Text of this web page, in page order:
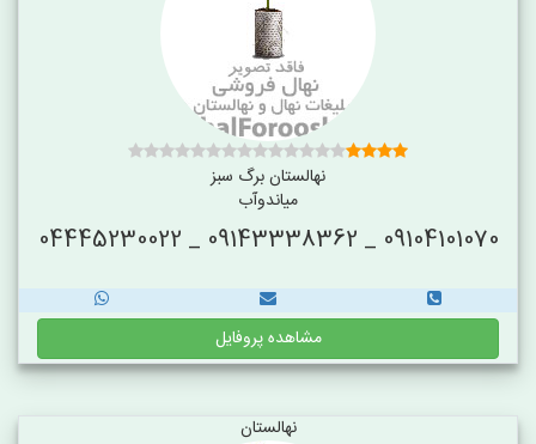
نهالستان برگ سبز
میاندوآب
09104101070 _ 09143338362 _ 04445230022
مشاهده پروفایل
نهالستان